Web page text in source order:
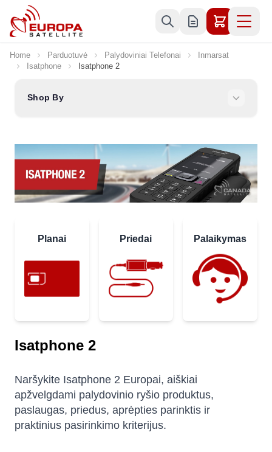
Skip to Content
Home Parduotuvė Palydoviniai Telefonai
Inmarsat
Isatphone
Isatphone 2
Shop By
Planai Priedai Palaikymas
Isatphone 2
Naršykite Isatphone 2 Europai, aiškiai
apžvelgdami palydovinio ryšio produktus,
paslaugas, priedus, aprėpties parinktis ir
praktinius pasirinkimo kriterijus.